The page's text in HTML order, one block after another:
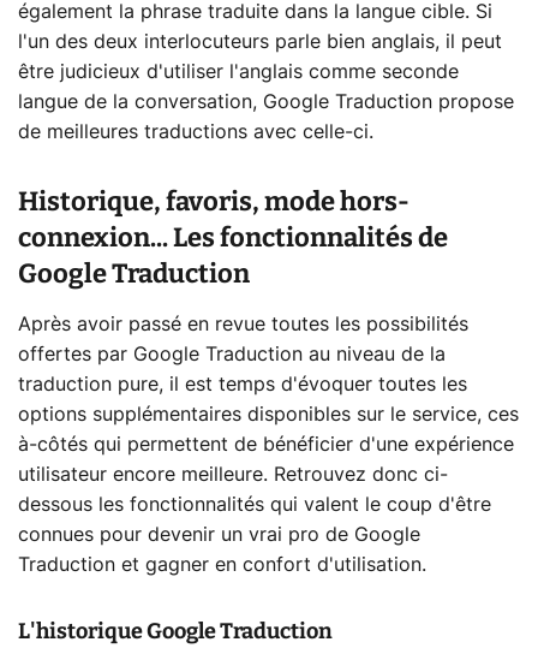
également la phrase traduite dans la langue cible. Si
l'un des deux interlocuteurs parle bien anglais, il peut
être judicieux d'utiliser l'anglais comme seconde
langue de la conversation, Google Traduction propose
de meilleures traductions avec celle-ci.
Historique, favoris, mode hors-
connexion... Les fonctionnalités de
Google Traduction
Après avoir passé en revue toutes les possibilités
offertes par Google Traduction au niveau de la
traduction pure, il est temps d'évoquer toutes les
options supplémentaires disponibles sur le service, ces
à-côtés qui permettent de bénéficier d'une expérience
utilisateur encore meilleure. Retrouvez donc ci-
dessous les fonctionnalités qui valent le coup d'être
connues pour devenir un vrai pro de Google
Traduction et gagner en confort d'utilisation.
L'historique Google Traduction